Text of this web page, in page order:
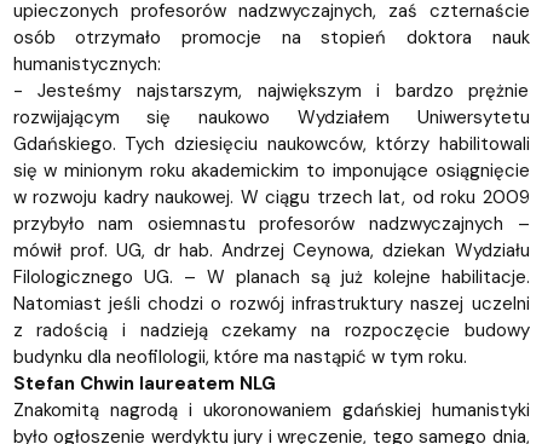
upieczonych profesorów nadzwyczajnych, zaś czternaście
osób otrzymało promocje na stopień doktora nauk
humanistycznych:
- Jesteśmy najstarszym, największym i bardzo prężnie
rozwijającym się naukowo Wydziałem Uniwersytetu
Gdańskiego. Tych dziesięciu naukowców, którzy habilitowali
się w minionym roku akademickim to imponujące osiągnięcie
w rozwoju kadry naukowej. W ciągu trzech lat, od roku 2009
przybyło nam osiemnastu profesorów nadzwyczajnych –
mówił prof. UG, dr hab. Andrzej Ceynowa, dziekan Wydziału
Filologicznego UG. – W planach są już kolejne habilitacje.
Natomiast jeśli chodzi o rozwój infrastruktury naszej uczelni
z radością i nadzieją czekamy na rozpoczęcie budowy
budynku dla neofilologii, które ma nastąpić w tym roku.
Stefan Chwin laureatem NLG
Znakomitą nagrodą i ukoronowaniem gdańskiej humanistyki
było ogłoszenie werdyktu jury i wręczenie, tego samego dnia,